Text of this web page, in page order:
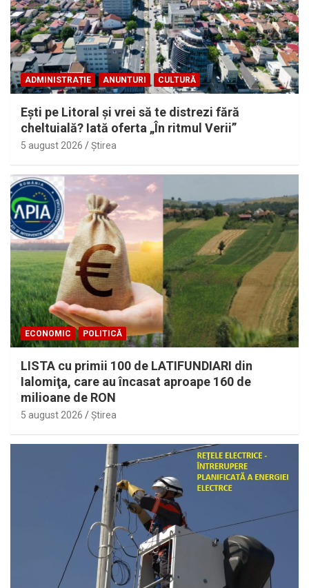
ADMINISTRAȚIE ANUNTURI CULTURĂ
Eşti pe Litoral şi vrei să te distrezi fără
cheltuială? Iată oferta „În ritmul Verii”
5 august 2026 Ştirea
ECONOMIC POLITICĂ
LISTA cu primii 100 de LATIFUNDIARI din
Ialomiţa, care au încasat aproape 160 de
milioane de RON
5 august 2026 Ştirea